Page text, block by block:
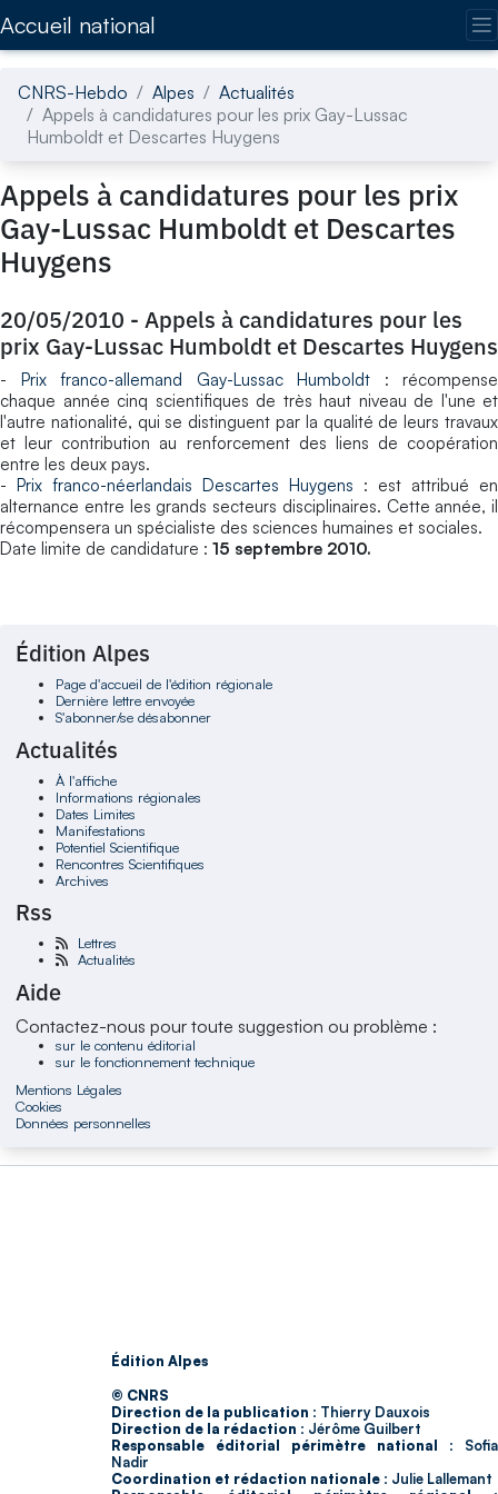
Accueil national
CNRS-Hebdo Alpes
Actualités
Appels à candidatures pour les prix Gay-Lussac
Humboldt et Descartes Huygens
Appels à candidatures pour les prix
Gay-Lussac Humboldt et Descartes
Huygens
20/05/2010 - Appels à candidatures pour les
prix Gay-Lussac Humboldt et Descartes Huygens
- Prix franco-allemand Gay-Lussac Humboldt : récompense
chaque année cinq scientifiques de très haut niveau de l'une et
l'autre nationalité, qui se distinguent par la qualité de leurs travaux
et leur contribution au renforcement des liens de coopération
entre les deux pays.
- Prix franco-néerlandais Descartes Huygens : est attribué en
alternance entre les grands secteurs disciplinaires. Cette année, il
récompensera un spécialiste des sciences humaines et sociales.
Date limite de candidature : 15 septembre 2010.
Édition Alpes
Page d'accueil de l'édition régionale
Dernière lettre envoyée
S'abonner/se désabonner
Actualités
À l'affiche
Informations régionales
Dates Limites
Manifestations
Potentiel Scientifique
Rencontres Scientifiques
Archives
Rss
Lettres
Actualités
Aide
Contactez-nous pour toute suggestion ou problème :
sur le contenu éditorial
sur le fonctionnement technique
Mentions Légales
Cookies
Données personnelles
Édition Alpes
© CNRS
Direction de la publication : Thierry Dauxois
Direction de la rédaction : Jérôme Guilbert
Responsable éditorial périmètre national : Sofia
Nadir
Coordination et rédaction nationale : Julie Lallemant